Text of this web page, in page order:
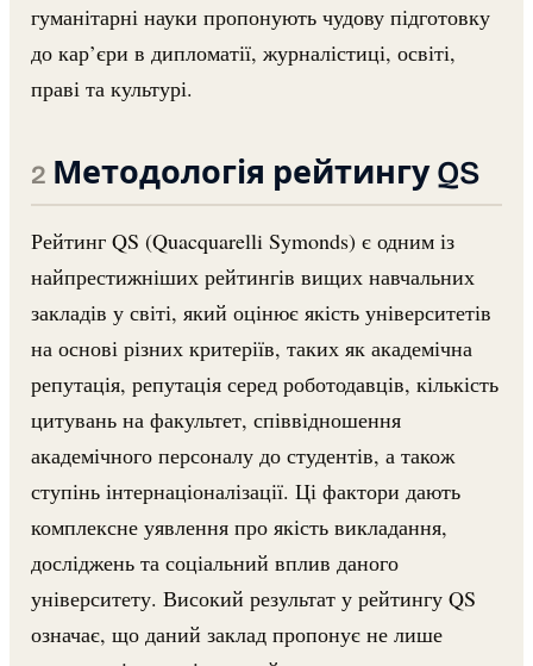
гуманітарні науки пропонують чудову підготовку
до кар’єри в дипломатії, журналістиці, освіті,
праві та культурі.
Методологія рейтингу QS
Рейтинг QS (Quacquarelli Symonds) є одним із
найпрестижніших рейтингів вищих навчальних
закладів у світі, який оцінює якість університетів
на основі різних критеріїв, таких як академічна
репутація, репутація серед роботодавців, кількість
цитувань на факультет, співвідношення
академічного персоналу до студентів, а також
ступінь інтернаціоналізації. Ці фактори дають
комплексне уявлення про якість викладання,
досліджень та соціальний вплив даного
університету. Високий результат у рейтингу QS
означає, що даний заклад пропонує не лише